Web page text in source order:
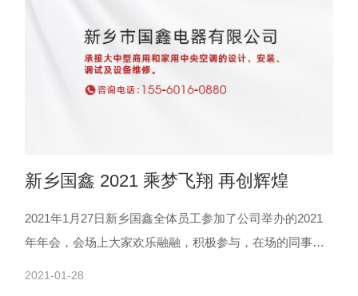
新乡国鑫 2021 乘梦飞翔 再创辉煌
2021年1月27日新乡国鑫全体员工参加了公司举办的2021
年年会，会场上大家欢乐融融，积极参与，在场的同事们
2021-01-28